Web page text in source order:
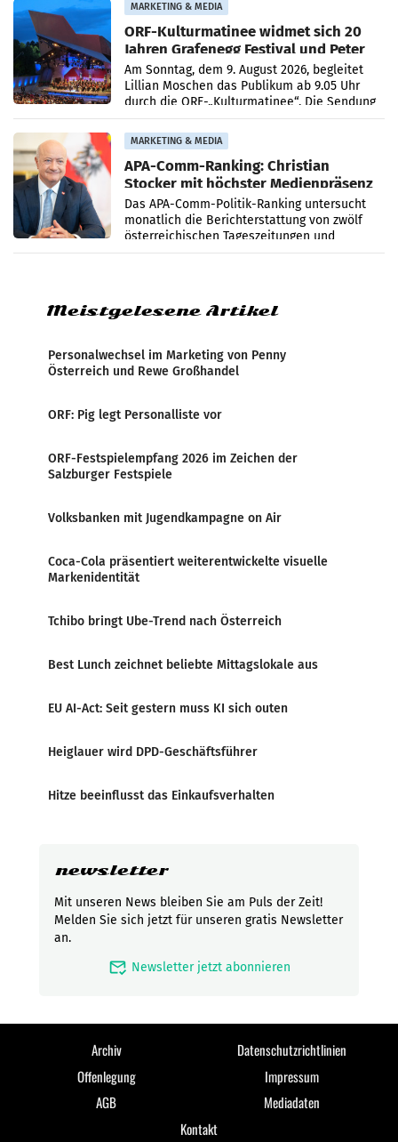
MARKETING & MEDIA
ORF-Kulturmatinee widmet sich 20
Jahren Grafenegg Festival und Peter
Simonischek
Am Sonntag, dem 9. August 2026, begleitet
Lillian Moschen das Publikum ab 9.05 Uhr
durch die ORF-„Kulturmatinee“. Die Sendung
startet mit der Dokumentation „20 Jahre
Grafenegg
MARKETING & MEDIA
APA-Comm-Ranking: Christian
Stocker mit höchster Medienpräsenz
im Juli
Das APA-Comm-Politik-Ranking untersucht
monatlich die Berichterstattung von zwölf
österreichischen Tageszeitungen und
analysiert, welche Politikerinnen und
Meistgelesene Artikel
Personalwechsel im Marketing von Penny
Österreich und Rewe Großhandel
ORF: Pig legt Personalliste vor
ORF-Festspielempfang 2026 im Zeichen der
Salzburger Festspiele
Volksbanken mit Jugendkampagne on Air
Coca-Cola präsentiert weiterentwickelte visuelle
Markenidentität
Tchibo bringt Ube-Trend nach Österreich
Best Lunch zeichnet beliebte Mittagslokale aus
EU AI-Act: Seit gestern muss KI sich outen
Heiglauer wird DPD-Geschäftsführer
Hitze beeinflusst das Einkaufsverhalten
newsletter
Mit unseren News bleiben Sie am Puls der Zeit!
Melden Sie sich jetzt für unseren gratis Newsletter
an.
mark_email_read Newsletter jetzt abonnieren
Archiv
Datenschutzrichtlinien
Offenlegung
Impressum
AGB
Mediadaten
Kontakt